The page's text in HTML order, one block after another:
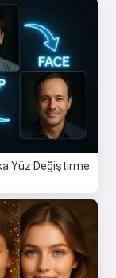
Yüz Değiştirme
ve